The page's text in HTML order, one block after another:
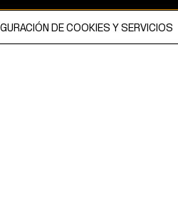
está protegido por copyright y es
AB. DE COOKIES Y SERVICIOS